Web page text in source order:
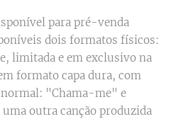
para pré-venda
dois formatos físicos:
limitada e em exclusivo na
formato capa dura, com
normal: "Chama-me" e
outra canção produzida